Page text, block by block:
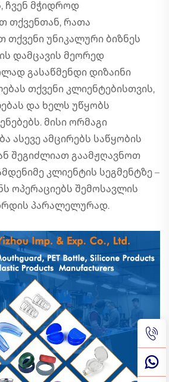
ჩვენ მჭიდროდ
თქვენთან, რათა
უნიკალური ბიზნეს
დამცავის მეორედ
გასაწმენდი დიზაინი
თქვენი კლიენტებისთვის,
და ხელს უწყობს
მისი ორმაგი
ასევე ამცირებს საწყობის
შეგიძლიათ გაამჟღავნოთ
კლიენტის სეგმენტზე –
ოპერაციებს შემოსავლის
პარალელურად.